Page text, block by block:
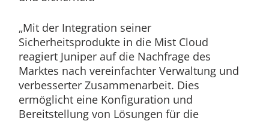
„Mit der Integration seiner
Sicherheitsprodukte in die Mist Cloud
reagiert Juniper auf die Nachfrage des
Marktes nach vereinfachter Verwaltung und
verbesserter Zusammenarbeit. Dies
ermöglicht eine Konfiguration und
Bereitstellung von Lösungen für die